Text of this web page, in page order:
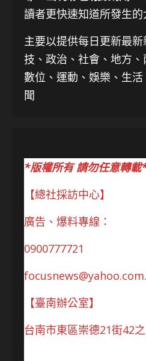
讀者更快速知道所發生的
主要以提供每日更新最新
技、 政治、社會、地方、
數位、運動、娛樂、生
聞
*版權所有 請勿任意轉載
【總社採訪中心】
廣告、爆料專線：
0900777721
【臺南辦公室】
台南市東區崇德21街42